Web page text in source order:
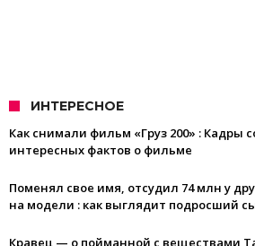
ИНТЕРЕСНОЕ
Как снимали фильм «Груз 200» : Кадры
интересных фактов о фильме
Поменял свое имя, отсудил 74 млн у
на модели : как выглядит подросший
Кравец — о пойманной с веществами